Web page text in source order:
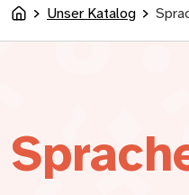
AccueilUnser Katalog